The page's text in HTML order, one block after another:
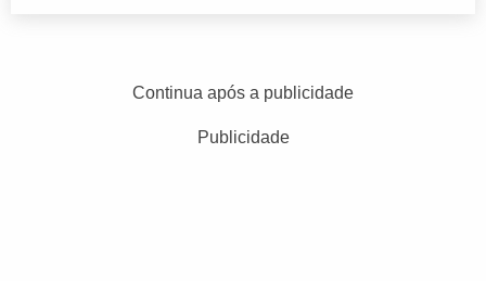
Continua após a publicidade
Publicidade